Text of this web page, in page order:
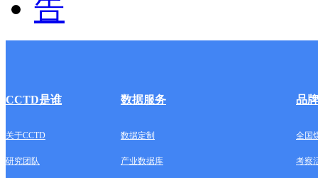
CCTD是谁 数据服务 品
关于CCTD 数据定制 全国
研究团队 产业数据库 考察